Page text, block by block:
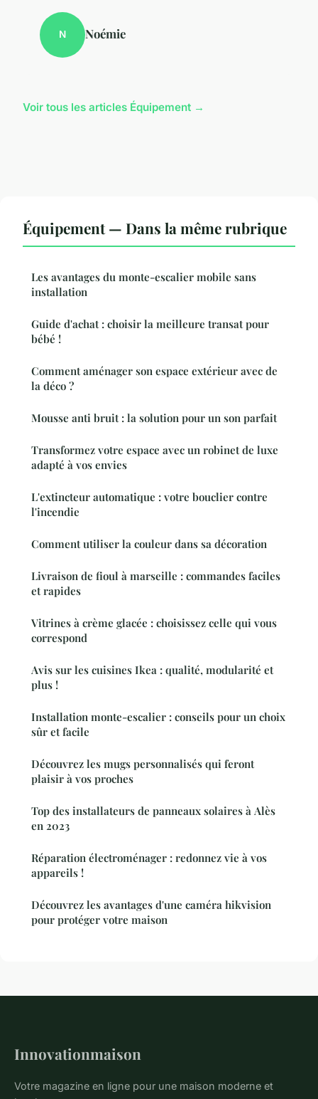
N Noémie
Voir tous les articles Équipement →
Équipement — Dans la même rubrique
Les avantages du monte-escalier mobile sans
installation
Guide d'achat : choisir la meilleure transat pour
bébé !
Comment aménager son espace extérieur avec de
la déco ?
Mousse anti bruit : la solution pour un son parfait
Transformez votre espace avec un robinet de luxe
adapté à vos envies
L'extincteur automatique : votre bouclier contre
l'incendie
Comment utiliser la couleur dans sa décoration
Livraison de fioul à marseille : commandes faciles
et rapides
Vitrines à crème glacée : choisissez celle qui vous
correspond
Avis sur les cuisines Ikea : qualité, modularité et
plus !
Installation monte-escalier : conseils pour un choix
sûr et facile
Découvrez les mugs personnalisés qui feront
plaisir à vos proches
Top des installateurs de panneaux solaires à Alès
en 2023
Réparation électroménager : redonnez vie à vos
appareils !
Découvrez les avantages d'une caméra hikvision
pour protéger votre maison
Innovationmaison
Votre magazine en ligne pour une maison moderne et